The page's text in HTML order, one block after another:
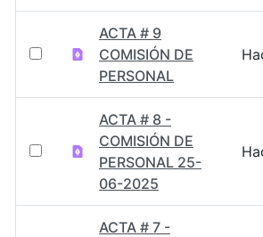
ACTA # 9
COMISIÓN DE
PERSONAL
ACTA # 8 -
COMISIÓN DE
PERSONAL 25-
06-2025
ACTA # 7 -